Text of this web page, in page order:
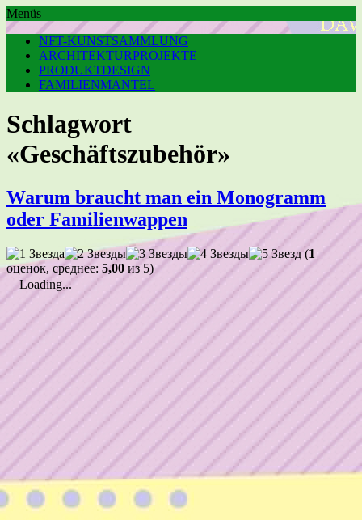
Menüs
NFT-KUNSTSAMMLUNG
ARCHITEKTURPROJEKTE
PRODUKTDESIGN
FAMILIENMANTEL
Schlagwort
«Geschäftszubehör»
Warum braucht man ein Monogramm
oder Familienwappen
(1
оценок, среднее: 5,00 из 5)
Loading...